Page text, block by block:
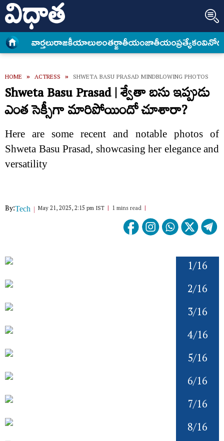
వార్త‌లురాజకీయాలుఅంత‌ర్జాతీయంజాతీయంప్రత్యేకం
HOME » ACTRESS » SHWETA BASU PRASAD MINDBLOWING PHOTOS
Shweta Basu Prasad | శ్వేతా బసు ఇప్పుడు
ఎంత సెక్సీగా మారిపోయిందో చూశారా?
Here are some recent and notable photos of
Shweta Basu Prasad, showcasing her elegance and
versatility
By:Tech May 21, 2025, 2:15 pm IST 1 mins read
1/16
2/16
3/16
4/16
5/16
6/16
7/16
8/16